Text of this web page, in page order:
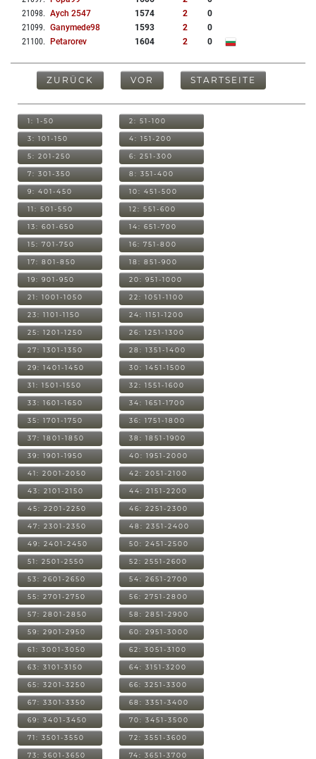
21098. Aych 2547 1574 2
0
21099. Ganymede98 1593 2
0
21100. Petarorev 1604 2 0
ZURÜCK VOR STARTSEITE
1: 1-50 2: 51-100
3: 101-150 4: 151-200
5: 201-250 6: 251-300
7: 301-350 8: 351-400
9: 401-450 10: 451-500
11: 501-550 12: 551-600
13: 601-650 14: 651-700
15: 701-750 16: 751-800
17: 801-850 18: 851-900
19: 901-950 20: 951-1000
21: 1001-1050 22: 1051-1100
23: 1101-1150 24: 1151-1200
25: 1201-1250 26: 1251-1300
27: 1301-1350 28: 1351-1400
29: 1401-1450 30: 1451-1500
31: 1501-1550 32: 1551-1600
33: 1601-1650 34: 1651-1700
35: 1701-1750 36: 1751-1800
37: 1801-1850 38: 1851-1900
39: 1901-1950 40: 1951-2000
41: 2001-2050 42: 2051-2100
43: 2101-2150 44: 2151-2200
45: 2201-2250 46: 2251-2300
47: 2301-2350 48: 2351-2400
49: 2401-2450 50: 2451-2500
51: 2501-2550 52: 2551-2600
53: 2601-2650 54: 2651-2700
55: 2701-2750 56: 2751-2800
57: 2801-2850 58: 2851-2900
59: 2901-2950 60: 2951-3000
61: 3001-3050 62: 3051-3100
63: 3101-3150 64: 3151-3200
65: 3201-3250 66: 3251-3300
67: 3301-3350 68: 3351-3400
69: 3401-3450 70: 3451-3500
71: 3501-3550 72: 3551-3600
73: 3601-3650 74: 3651-3700